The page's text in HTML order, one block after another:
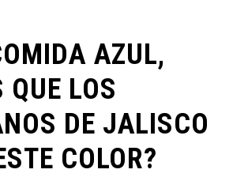
AZUL,
LOS
DE JALISCO
COLOR?